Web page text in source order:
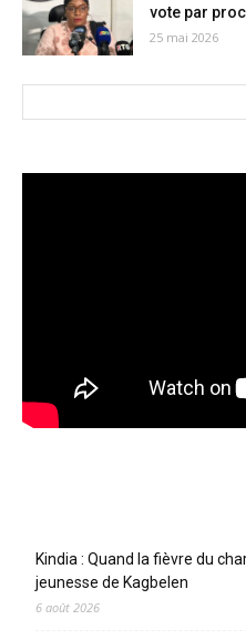
vote par
25 mai 2026
Kindia : Quand la fièvre du
jeunesse de Kagbelen
6 août 2026